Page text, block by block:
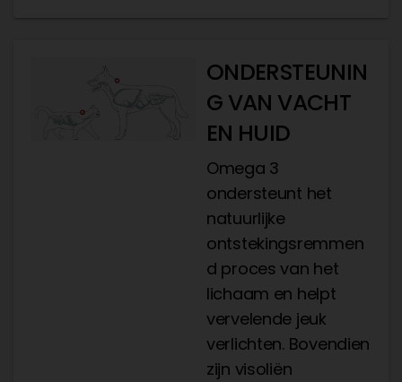
ONDERSTEUNIN
G VAN VACHT
EN HUID
Omega 3
ondersteunt het
natuurlijke
ontstekingsremmen
d proces van het
lichaam en helpt
vervelende jeuk
verlichten. Bovendien
zijn visoliën